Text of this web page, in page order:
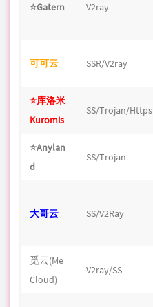
⭐Gatern V2ray
可可云 SSR/V2ray
⭐库洛米
Kuromis
SS/Trojan/Https
⭐Anylan
d
SS/Trojan
大哥云 SS/V2Ray
觅云(Me
Cloud)
V2ray/SS